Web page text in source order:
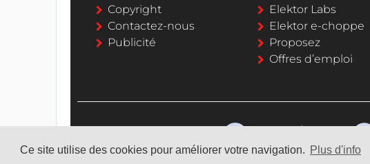
Ce site utilise des cookies pour améliorer votre navigation. Plus d'info
Copyright
Contactez-nous
Publicité
Elektor Labs
Elektor e-choppe
Proposez
Offres d’emploi